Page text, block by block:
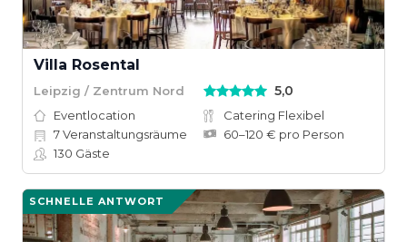
Villa Rosental
Leipzig / Zentrum Nord 5,0
Eventlocation
Catering Flexibel
7Veranstaltungsräume
60–120 € pro Person
130 Gäste
SCHNELLE ANTWORT